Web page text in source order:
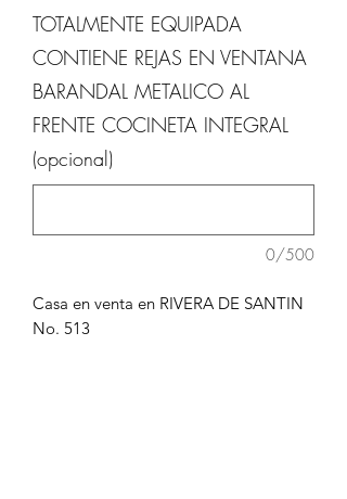
por
1
Metro
TOTALMENTE EQUIPADA
CONTIENE REJAS EN VENTANA
BARANDAL METALICO AL
FRENTE COCINETA INTEGRAL
(opcional)
0/500
Casa en venta en RIVERA DE SANTIN
No. 513